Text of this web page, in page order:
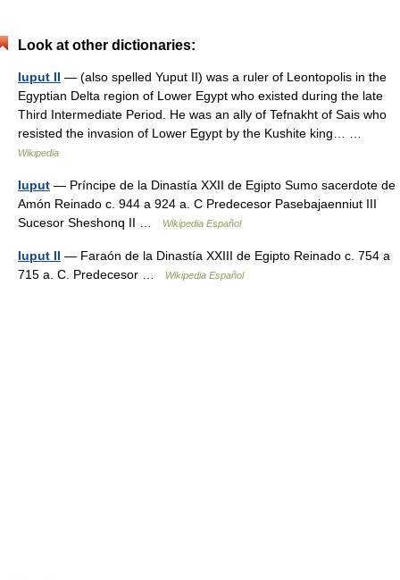
Look at other dictionaries:
Iuput II — (also spelled Yuput II) was a ruler of Leontopolis in the
Egyptian Delta region of Lower Egypt who existed during the late
Third Intermediate Period. He was an ally of Tefnakht of Sais who
resisted the invasion of Lower Egypt by the Kushite king… …
Wikipedia
Iuput — Príncipe de la Dinastía XXII de Egipto Sumo sacerdote de
Amón Reinado c. 944 a 924 a. C Predecesor Pasebajaenniut III
Sucesor Sheshonq II …
Wikipedia Español
Iuput II — Faraón de la Dinastía XXIII de Egipto Reinado c. 754 a
715 a. C. Predecesor …
Wikipedia Español